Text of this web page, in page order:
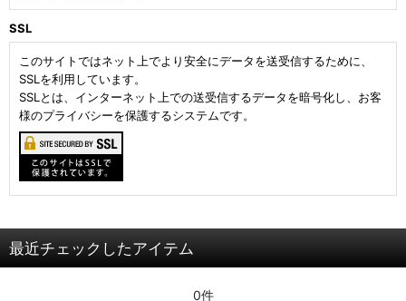
SSL
このサイトではネット上でより安全にデータを送受信するために、
SSLを利用しています。
SSLとは、インターネット上での送受信するデータを暗号化し、お客
様のプライバシーを保護するシステムです。
最近チェックしたアイテム
0件